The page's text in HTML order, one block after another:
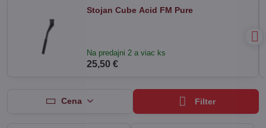
Stojan Cube Acid FM Pure
Na predajni 2 a viac ks
25,50 €
Cena Filter